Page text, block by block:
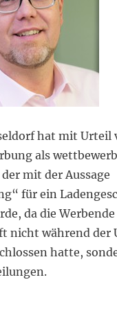
hat mit Urteil
als
mit der Aussage
für ein
da die
nicht während der
hatte,
Werbung mit